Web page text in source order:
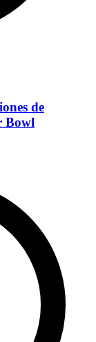
de
Bowl